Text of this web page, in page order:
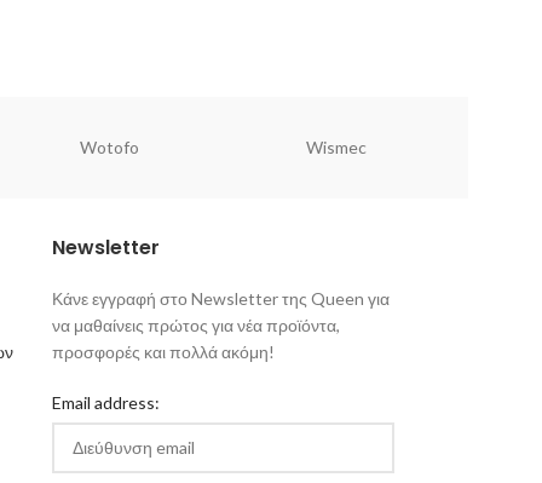
Wotofo Wismec
Newsletter
Κάνε εγγραφή στο Newsletter της Queen για
να μαθαίνεις πρώτος για νέα προϊόντα,
προσφορές και πολλά ακόμη!
Email address: